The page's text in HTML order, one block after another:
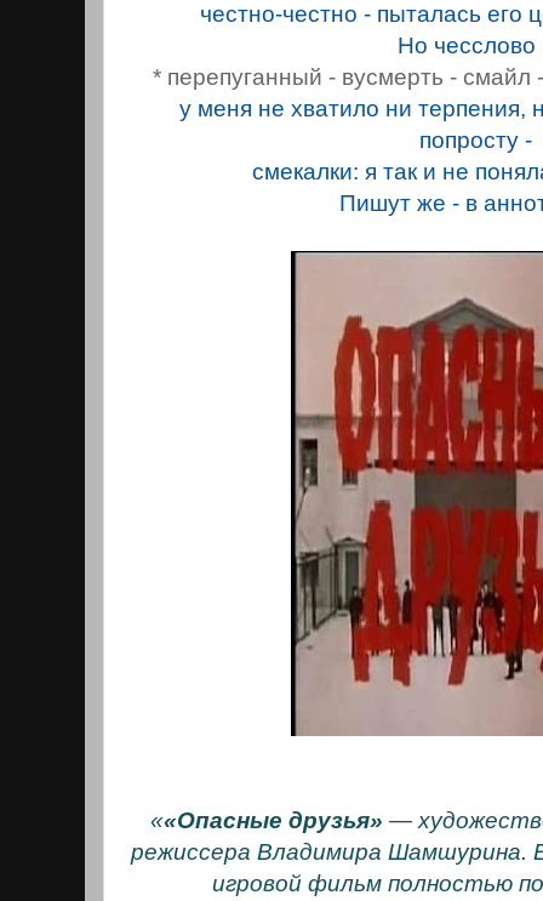
честно-честно - пыталaсь его
Но
* перепуганный - вусмерть - смайл
у меня не хватило ни терпения,
попросту -
смекалки: я так и не
Пишут же - в
««Опасные друзья» —
режиссера Владимира Шамшурина.
игровой фильм полностью